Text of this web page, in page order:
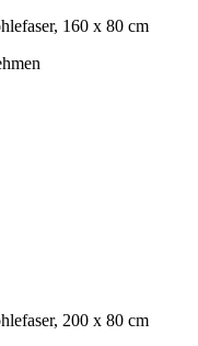
160 x 80 cm
200 x 80 cm